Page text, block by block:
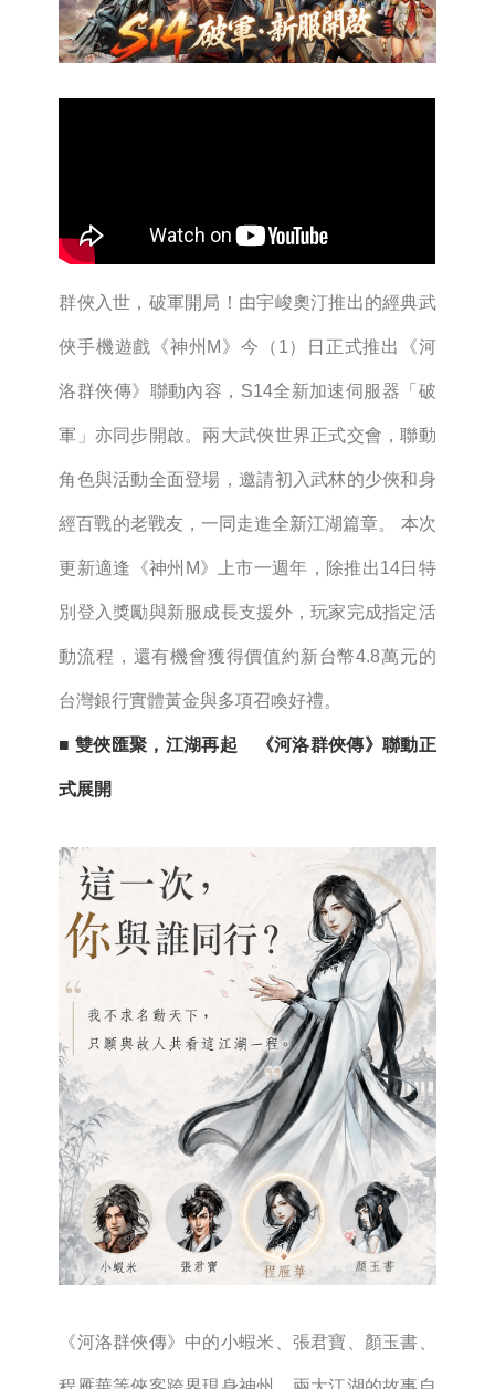
群俠入世，破軍開局！由宇峻奧汀推出的經典武
俠手機遊戲《神州M》今（1）日正式推出《河
洛群俠傳》聯動內容，S14全新加速伺服器「破
軍」亦同步開啟。兩大武俠世界正式交會，聯動
角色與活動全面登場，邀請初入武林的少俠和身
經百戰的老戰友，一同走進全新江湖篇章。 本次
更新適逢《神州M》上市一週年，除推出14日特
別登入獎勵與新服成長支援外，玩家完成指定活
動流程，還有機會獲得價值約新台幣4.8萬元的
台灣銀行實體黃金與多項召喚好禮。
■ 雙俠匯聚，江湖再起 《河洛群俠傳》聯動正
式展開
《河洛群俠傳》中的小蝦米、張君寶、顏玉書、